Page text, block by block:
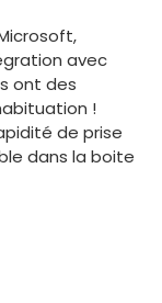
avec
ont des
!
de prise
dans la boite